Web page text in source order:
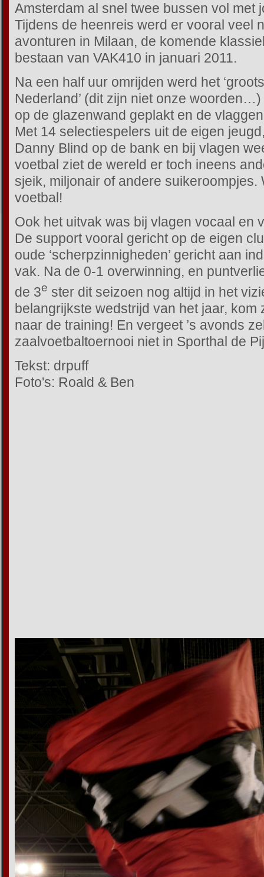
Amsterdam al snel twee bussen vol met
Tijdens de heenreis werd er vooral veel
avonturen in Milaan, de komende
bestaan van VAK410 in januari 2011.
Na een half uur omrijden werd het
Nederland’ (dit zijn niet onze
op de glazenwand geplakt en de
Met 14 selectiespelers uit de eigen
Danny Blind op de bank en bij vlagen
voetbal ziet de wereld er toch ineens
sjeik, miljonair of andere suikeroompjes.
voetbal!
Ook het uitvak was bij vlagen vocaal en
De support vooral gericht op de eigen
oude ‘scherpzinnigheden’ gericht aan
vak. Na de 0-1 overwinning, en
de 3e ster dit seizoen nog altijd in het
belangrijkste wedstrijd van het jaar, kom
naar de training! En vergeet ’s avonds
zaalvoetbaltoernooi niet in Sporthal de
Tekst: drpuff
Foto's: Roald & Ben